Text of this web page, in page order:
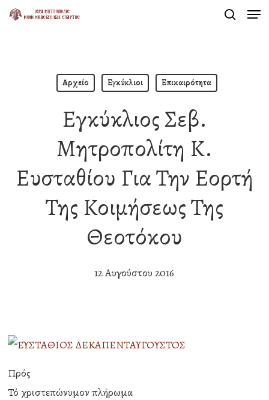
Skip
Αρχείο Εγκύκλιοι Επικαιρότητα
Εγκύκλιος Σεβ.
Μητροπολίτη Κ.
Ευσταθίου Για Την Εορτή
Της Κοιμήσεως Της
Θεοτόκου
12 Αυγούστου 2016
Πρός
Τό χριστεπώνυμον πλήρωμα